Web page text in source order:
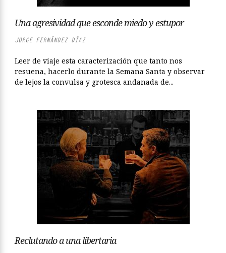
Una agresividad que esconde miedo y estupor
JORGE FERNÁNDEZ DÍAZ
Leer de viaje esta caracterización que tanto nos
resuena, hacerlo durante la Semana Santa y observar
de lejos la convulsa y grotesca andanada de...
Reclutando a una libertaria